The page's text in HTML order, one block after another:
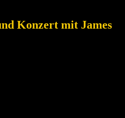
Konzert mit James